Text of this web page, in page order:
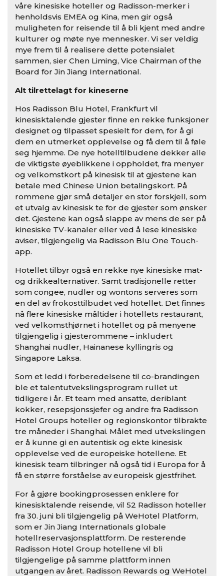
våre kinesiske hoteller og Radisson-merker i
henholdsvis EMEA og Kina, men gir også
muligheten for reisende til å bli kjent med andre
kulturer og møte nye mennesker. Vi ser veldig
mye frem til å realisere dette potensialet
sammen, sier Chen Liming, Vice Chairman of the
Board for Jin Jiang International.
Alt tilrettelagt for kineserne
Hos Radisson Blu Hotel, Frankfurt vil
kinesisktalende gjester finne en rekke funksjoner
designet og tilpasset spesielt for dem, for å gi
dem en utmerket opplevelse og få dem til å føle
seg hjemme. De nye hotelltilbudene dekker alle
de viktigste øyeblikkene i oppholdet, fra menyer
og velkomstkort på kinesisk til at gjestene kan
betale med Chinese Union betalingskort. På
rommene gjør små detaljer en stor forskjell, som
et utvalg av kinesisk te for de gjester som ønsker
det. Gjestene kan også slappe av mens de ser på
kinesiske TV-kanaler eller ved å lese kinesiske
aviser, tilgjengelig via Radisson Blu One Touch-
app.
Hotellet tilbyr også en rekke nye kinesiske mat-
og drikkealternativer. Samt tradisjonelle retter
som congee, nudler og wontons serveres som
en del av frokosttilbudet ved hotellet. Det finnes
nå flere kinesiske måltider i hotellets restaurant,
ved velkomsthjørnet i hotellet og på menyene
tilgjengelig i gjesterommene – inkludert
Shanghai nudler, Hainanese kyllingris og
Singapore Laksa.
Som et ledd i forberedelsene til co-brandingen
ble et talentutvekslingsprogram rullet ut
tidligere i år. Et team med ansatte, deriblant
kokker, resepsjonssjefer og andre fra Radisson
Hotel Groups hoteller og regionskontor tilbrakte
tre måneder i Shanghai. Målet med utvekslingen
er å kunne gi en autentisk og ekte kinesisk
opplevelse ved de europeiske hotellene. Et
kinesisk team tilbringer nå også tid i Europa for å
få en større forståelse av europeisk gjestfrihet.
For å gjøre bookingprosessen enklere for
kinesisktalende reisende, vil 52 Radisson hoteller
fra 30. juni bli tilgjengelig på WeHotel Platform,
som er Jin Jiang Internationals globale
hotellreservasjonsplattform. De resterende
Radisson Hotel Group hotellene vil bli
tilgjengelige på samme plattform innen
utgangen av året. Radisson Rewards og WeHotel